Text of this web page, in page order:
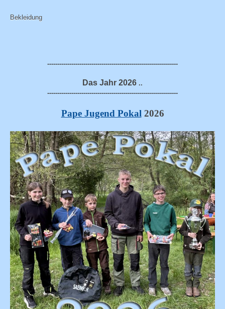
Bekleidung
-----------------------------------------------------------------
Das Jahr 2026 ..
-----------------------------------------------------------------
Pape Jugend Pokal 2026